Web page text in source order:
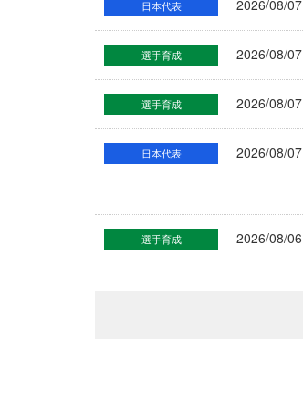
日本代表 2026/08/07
選手育成 2026/08/07
選手育成 2026/08/07
日本代表 2026/08/07
選手育成 2026/08/06